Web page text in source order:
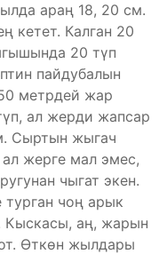
араң 18, 20 см.
кетет. Калган 20
20 түп
пайдубалын
метрдей жар
ал жерди жапсар
Сыртын жыгач
жерге мал эмес,
чыгат экен.
чоң арык
Кыскасы, аң, жарын
Өткөн жылдары